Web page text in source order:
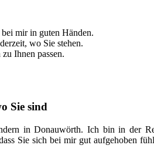
mir in guten Händen.
wo Sie stehen.
Ihnen passen.
Sie sind
in Donauwörth. Ich bin in der
Sie sich bei mir gut aufgehoben